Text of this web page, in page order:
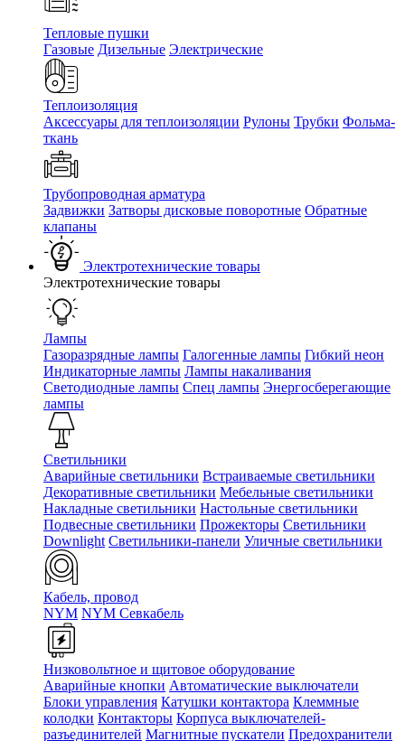
Тепловые пушки
Газовые Дизельные Электрические
Теплоизоляция
Аксессуары для теплоизоляции Рулоны Трубки Фольма-
ткань
Трубопроводная арматура
Задвижки Затворы дисковые поворотные Обратные
клапаны
Электротехнические товары
Электротехнические товары
Лампы
Газоразрядные лампы Галогенные лампы Гибкий неон
Индикаторные лампы Лампы накаливания
Светодиодные лампы Спец лампы Энергосберегающие
лампы
Светильники
Аварийные светильники Встраиваемые светильники
Декоративные светильники Мебельные светильники
Накладные светильники Настольные светильники
Подвесные светильники Прожекторы Светильники
Downlight Светильники-панели Уличные светильники
Кабель, провод
NYM NYM Севкабель
Низковольтное и щитовое оборудование
Аварийные кнопки Автоматические выключатели
Блоки управления Катушки контактора Клеммные
колодки Контакторы Корпуса выключателей-
разъединителей Магнитные пускатели Предохранители